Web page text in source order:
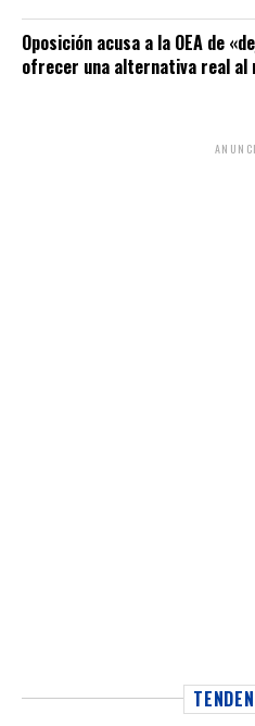
Oposición acusa a la OEA de
ofrecer una alternativa real al